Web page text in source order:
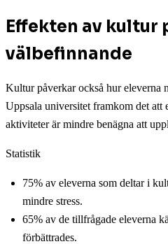
Effekten av kultur
välbefinnande
Kultur påverkar också hur eleverna
Uppsala universitet framkom det att
aktiviteter är mindre benägna att
Statistik
75% av eleverna som deltar i
mindre stress.
65% av de tillfrågade eleverna
förbättrades.